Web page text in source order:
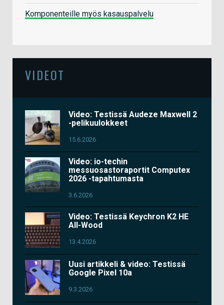
Komponenteille myös kasauspalvelu
VIDEOT
Video: Testissä Audeze Maxwell 2
-pelikuulokkeet
15.6.2026
Video: io-techin
messuosastoraportit Computex
2026 -tapahtumasta
3.6.2026
Video: Testissä Keychron K2 HE
All-Wood
13.4.2026
Uusi artikkeli & video: Testissä
Google Pixel 10a
9.3.2026